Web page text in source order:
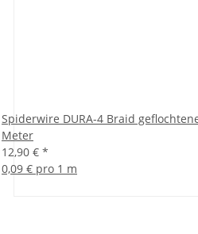
Spiderwire DURA-4 Braid
Meter
12,90 € *
0,09 € pro 1 m